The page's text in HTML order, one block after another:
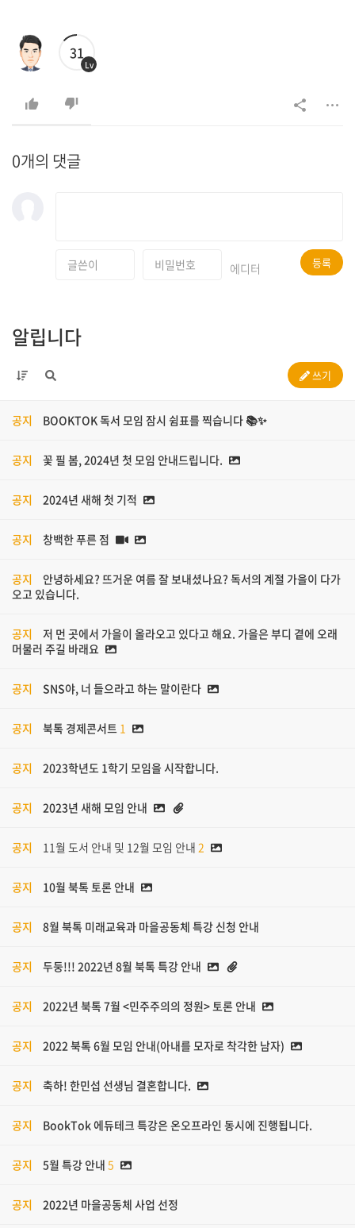
31
Lv
0개의 댓글
에디터 등록
알립니다
쓰기
공지 BOOKTOK 독서 모임 잠시 쉼표를 찍습니다 📚✨
공지 꽃 필 봄, 2024년 첫 모임 안내드립니다.
공지 2024년 새해 첫 기적
공지 창백한 푸른 점
공지
안녕하세요? 뜨거운 여름 잘 보내셨나요? 독서의 계절 가을이 다가
오고 있습니다.
공지
저 먼 곳에서 가을이 올라오고 있다고 해요. 가을은 부디 곁에 오래
머물러 주길 바래요
공지 SNS야, 너 들으라고 하는 말이란다
공지 북톡 경제콘서트 1
공지 2023학년도 1학기 모임을 시작합니다.
공지 2023년 새해 모임 안내
공지 11월 도서 안내 및 12월 모임 안내 2
공지 10월 북톡 토론 안내
공지 8월 북톡 미래교육과 마을공동체 특강 신청 안내
공지 두둥!!! 2022년 8월 북톡 특강 안내
공지 2022년 북톡 7월 <민주주의의 정원> 토론 안내
공지 2022 북톡 6월 모임 안내(아내를 모자로 착각한 남자)
공지 축하! 한민섭 선생님 결혼합니다.
공지 BookTok 에듀테크 특강은 온오프라인 동시에 진행됩니다.
공지 5월 특강 안내 5
공지 2022년 마을공동체 사업 선정